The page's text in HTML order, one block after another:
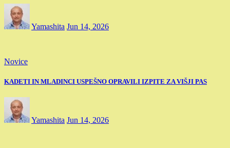
Yamashita Jun 14, 2026
Novice
KADETI IN MLADINCI USPEŠNO OPRAVILI IZPITE ZA VIŠJI PAS
Yamashita Jun 14, 2026